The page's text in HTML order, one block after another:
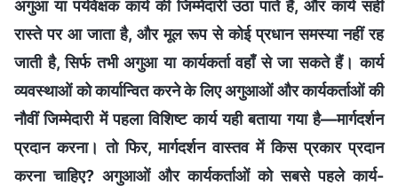
अगुआ या पर्यवेक्षक कार्य की जिम्मेदारी उठा पाते हैं, और कार्य सही
रास्ते पर आ जाता है, और मूल रूप से कोई प्रधान समस्या नहीं रह
जाती है, सिर्फ तभी अगुआ या कार्यकर्ता वहाँ से जा सकते हैं। कार्य
व्यवस्थाओं को कार्यान्वित करने के लिए अगुआओं और कार्यकर्ताओं की
नौवीं जिम्मेदारी में पहला विशिष्ट कार्य यही बताया गया है—मार्गदर्शन
प्रदान करना। तो फिर, मार्गदर्शन वास्तव में किस प्रकार प्रदान
करना चाहिए? अगुआओं और कार्यकर्ताओं को सबसे पहले कार्य-